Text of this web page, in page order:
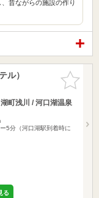
昔ながらの施設の作り
お気に入
りに追加
ル）
町浅川 / 河口湖温泉
5分（河口湖駅到着時に
る